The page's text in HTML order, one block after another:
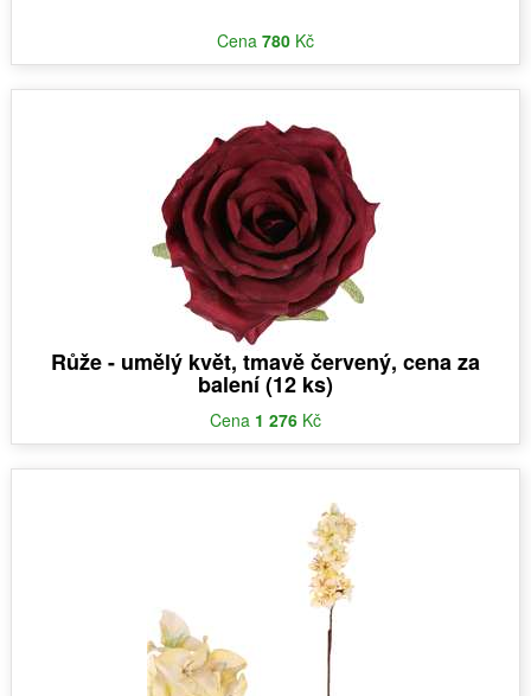
Cena 780 Kč
Růže - umělý květ, tmavě červený, cena za
balení (12 ks)
Cena 1 276 Kč